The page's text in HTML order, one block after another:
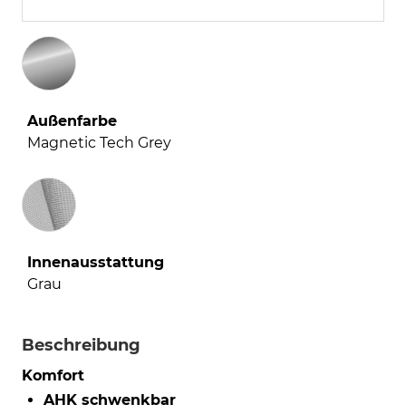
Außenfarbe
Magnetic Tech Grey
Innenausstattung
Innenausstattung
Grau
Beschreibung
Komfort
AHK schwenkbar